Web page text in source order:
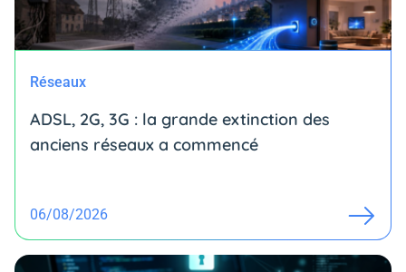
Réseaux
ADSL, 2G, 3G : la grande extinction des
anciens réseaux a commencé
06/08/2026